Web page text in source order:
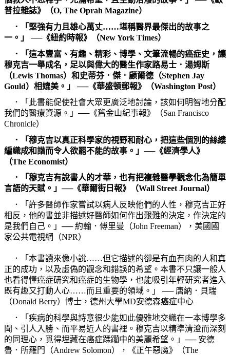
普拉雜誌》（O, The Oprah Magazine）
．「堅強有力且雄心萬丈……堪稱醫界最傑出的故事之
一。」
──《紐約時報》（New York Times）
．「這本豐富、有趣、精彩、博學、文筆流暢的癌症史，讓
穆克吉一舉成名，足以與偉大的醫生作家路易士．湯姆斯
（Lewis Thomas）和史蒂芬．傑．顧爾德（Stephen Jay
Gould）相媲美。」 ──《華盛頓郵報》（Washington Post）
．「此書能促使社會大眾更廣泛地討論，該如何明智地分配
我們的醫療資源。」──《舊金山紀事報》（San Francisco
Chronicle）
．「穆克吉以真正科學家的視野和耐心，把這些個別的絲縷
編織成和諧而令人欲罷不能的故事。」──《經濟學人》
（The Economist）
．「穆克吉有說書人的才華，也有把複雜醫學觀念化為簡單
言語的天賦。」──《華爾街日報》（Wall Street Journal）
．「許多醫師作家嘗試以病人反映他們的人性，穆克吉正好
相反，他的書並非描述好醫師如何作出艱難的決定，作決定的
是我們自己。」── 約翰．傅里曼（John Freeman），美國國
家公共電視網（NPR）
．「本書讀來像小說……但它描述的卻是有血有肉的人和真
正的成功，以及虛偽的觀念和錯誤的希望。本書不只讓一般人
也看得懂癌症研究和癌症的生物學，也能吸引年輕研究者進入
既有趣又打動人心……而且重要的領域。」
── 唐納．貝瑞
（Donald Berry）博士，德州大學MD安德森癌症中心
．「疾病的科學與詩意很少能如此優雅地交織在一本博學多
聞、引人入勝、而平易近人的書裡。穆克吉以精準清澄而深刻
的同理心，覓得埋藏在癌症蹂躪中的美麗希望。」── 安德
魯．所羅門（Andrew Solomon），《正午惡魔》（The